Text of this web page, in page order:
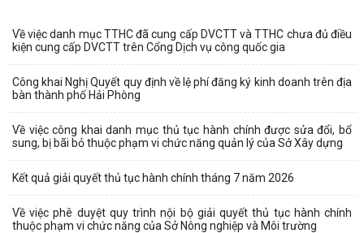
Về việc danh mục TTHC đã cung cấp DVCTT và TTHC chưa đủ điều
kiện cung cấp DVCTT trên Cổng Dịch vụ công quốc gia
Công khai Nghị Quyết quy định về lệ phí đăng ký kinh doanh trên địa
bàn thành phố Hải Phòng
Về việc công khai danh mục thủ tục hành chính được sửa đổi, bổ
sung, bị bãi bỏ thuộc phạm vi chức năng quản lý của Sở Xây dựng
Kết quả giải quyết thủ tục hành chính tháng 7 năm 2026
Về việc phê duyệt quy trình nội bộ giải quyết thủ tục hành chính
thuộc phạm vi chức năng của Sở Nông nghiệp và Môi trường